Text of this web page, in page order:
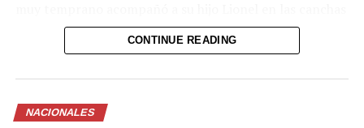
de Malvinas y en el club Grandoli, y fue el primero en
apostar por su talento.CONTINUE READING
NACIONALES